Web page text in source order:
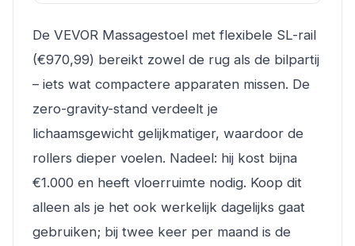
De VEVOR Massagestoel met flexibele SL-rail
(€970,99) bereikt zowel de rug als de bilpartij
– iets wat compactere apparaten missen. De
zero-gravity-stand verdeelt je
lichaamsgewicht gelijkmatiger, waardoor de
rollers dieper voelen. Nadeel: hij kost bijna
€1.000 en heeft vloerruimte nodig. Koop dit
alleen als je het ook werkelijk dagelijks gaat
gebruiken; bij twee keer per maand is de